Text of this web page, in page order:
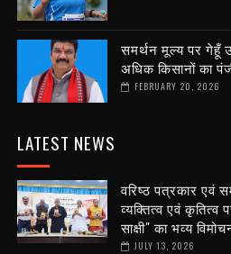
समर्थन मूल्य पर गेहूँ
अधिक किसानों का
FEBRUARY 20, 2026
LATEST NEWS
वरिष्ठ पत्रकार एवं
व्यक्तित्व एवं
साक्षी" का भव्य
JULY 13, 2026